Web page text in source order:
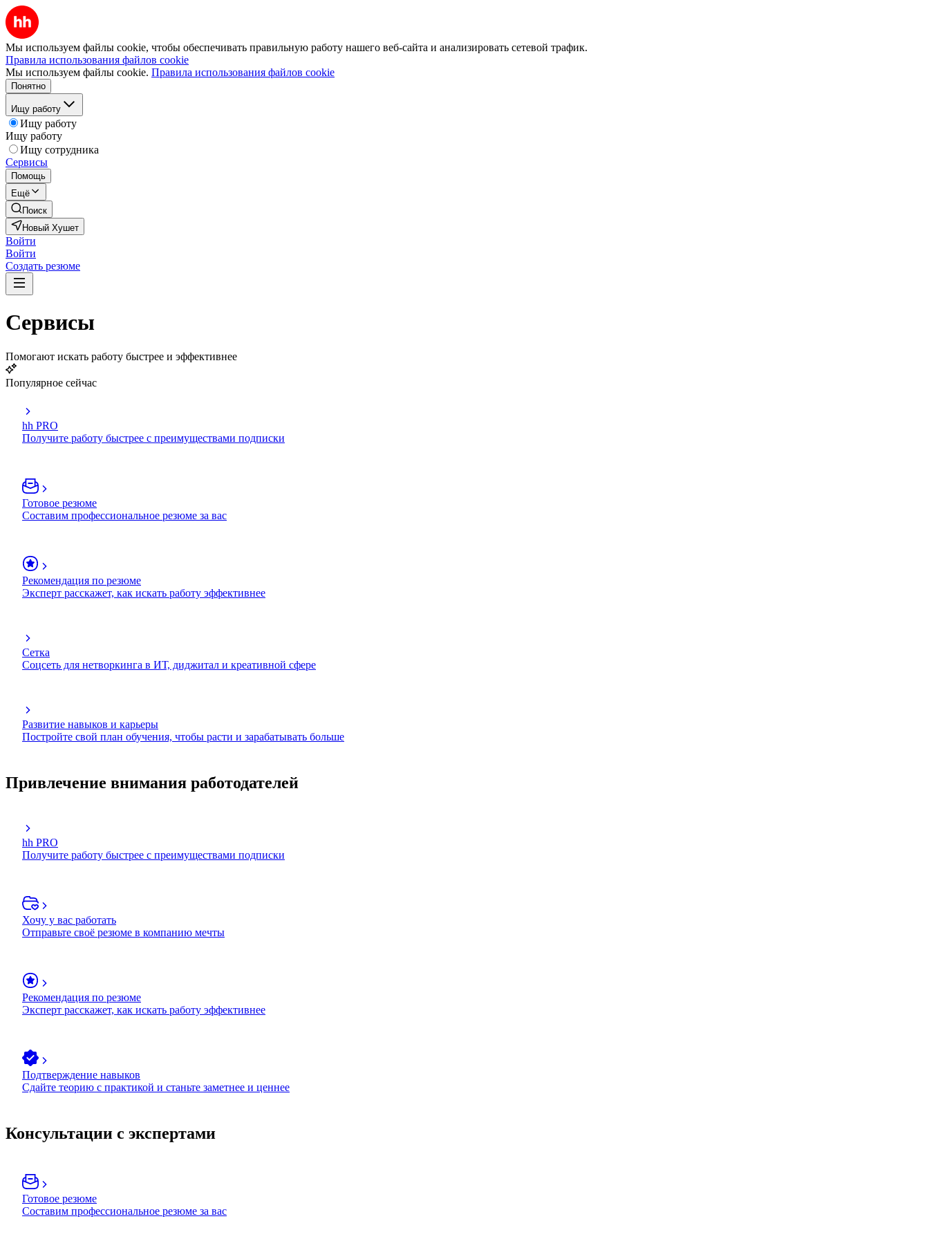
Мы используем файлы cookie, чтобы обеспечивать правильную работу нашего веб-сайта и анализировать сетевой трафик.
Правила использования файлов cookie
Мы используем файлы cookie. Правила использования файлов cookie
Понятно
Ищу работу
Ищу работу
Ищу работу
Ищу сотрудника
Сервисы
Помощь
Ещё
Поиск
Новый Хушет
Войти
Войти
Создать резюме
Сервисы
Помогают искать работу быстрее и эффективнее
Популярное сейчас
hh PRO
Получите работу быстрее с преимуществами подписки
Готовое резюме
Составим профессиональное резюме за вас
Рекомендация по резюме
Эксперт расскажет, как искать работу эффективнее
Сетка
Соцсеть для нетворкинга в ИТ, диджитал и креативной сфере
Развитие навыков и карьеры
Постройте свой план обучения, чтобы расти и зарабатывать больше
Привлечение внимания работодателей
hh PRO
Получите работу быстрее с преимуществами подписки
Хочу у вас работать
Отправьте своё резюме в компанию мечты
Рекомендация по резюме
Эксперт расскажет, как искать работу эффективнее
Подтверждение навыков
Сдайте теорию с практикой и станьте заметнее и ценнее
Консультации с экспертами
Готовое резюме
Составим профессиональное резюме за вас